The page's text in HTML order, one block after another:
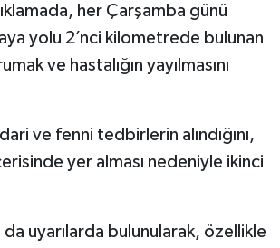
her Çarşamba günü
yolu 2’nci kilometrede bulunan
ve hastalığın yayılmasını
ve fenni tedbirlerin alındığını,
yer alması nedeniyle ikinci
uyarılarda bulunularak, özellikle